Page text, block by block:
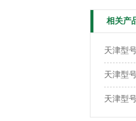
相关产
天津型
天津型
天津型